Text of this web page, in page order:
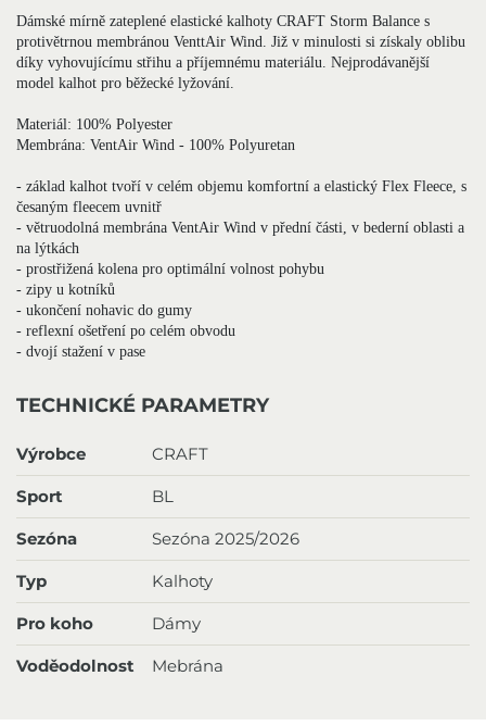
Dámské mírně zateplené elastické kalhoty CRAFT Storm Balance s
protivětrnou membránou VenttAir Wind. Již v minulosti si získaly oblibu
díky vyhovujícímu střihu a příjemnému materiálu. Nejprodávanější
model kalhot pro běžecké lyžování.
Materiál: 100% Polyester
Membrána: VentAir Wind - 100% Polyuretan
- základ kalhot tvoří v celém objemu komfortní a elastický Flex Fleece, s
česaným fleecem uvnitř
- větruodolná membrána VentAir Wind v přední části, v bederní oblasti a
na lýtkách
- prostřižená kolena pro optimální volnost pohybu
- zipy u kotníků
- ukončení nohavic do gumy
- reflexní ošetření po celém obvodu
- dvojí stažení v pase
TECHNICKÉ PARAMETRY
Výrobce CRAFT
Sport BL
Sezóna Sezóna 2025/2026
Typ Kalhoty
Pro koho Dámy
Voděodolnost Mebrána